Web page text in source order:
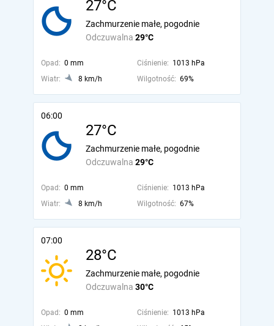
27°C
Odczuwalna 29°C
Zachmurzenie małe, pogodnie
Opad: 0 mm Ciśnienie: 1013 hPa
Wiatr:
8 km/h Wilgotność: 69%
06:00
27°C
Odczuwalna 29°C
Zachmurzenie małe, pogodnie
Opad: 0 mm Ciśnienie: 1013 hPa
Wiatr:
8 km/h Wilgotność: 67%
07:00
28°C
Odczuwalna 30°C
Zachmurzenie małe, pogodnie
Opad: 0 mm Ciśnienie: 1013 hPa